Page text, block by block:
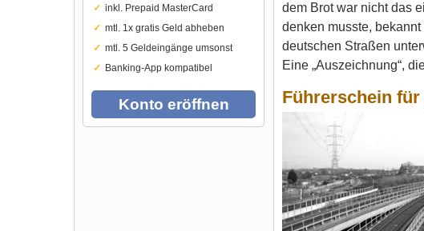
inkl. Prepaid MasterCard
mtl. 1x gratis Geld abheben
mtl. 5 Geldeingänge umsonst
Banking-App kompatibel
Konto eröffnen
dem Brot war nicht das
denken musste,
deutschen Straßen
Eine „Auszeichnung“,
Führerschein für